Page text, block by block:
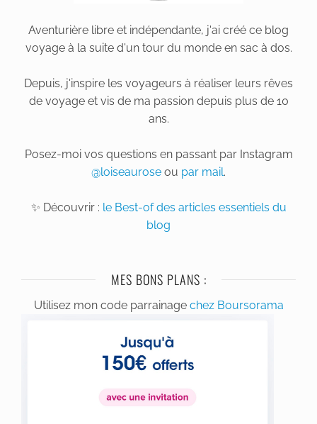
Aventurière libre et indépendante, j'ai créé ce blog
voyage à la suite d'un tour du monde en sac à dos.
Depuis, j'inspire les voyageurs à réaliser leurs rêves
de voyage et vis de ma passion depuis plus de 10
ans.
Posez-moi vos questions en passant par Instagram
@loiseaurose ou par mail.
✨ Découvrir : le Best-of des articles essentiels du
blog
MES BONS PLANS :
Utilisez mon code parrainage chez Boursorama